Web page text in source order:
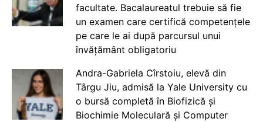
facultate. Bacalaureatul trebuie să fie
un examen care certifică competențele
pe care le ai după parcursul unui
învățământ obligatoriu
Andra-Gabriela Cîrstoiu, elevă din
Târgu Jiu, admisă la Yale University cu
o bursă completă în Biofizică și
Biochimie Moleculară și Computer